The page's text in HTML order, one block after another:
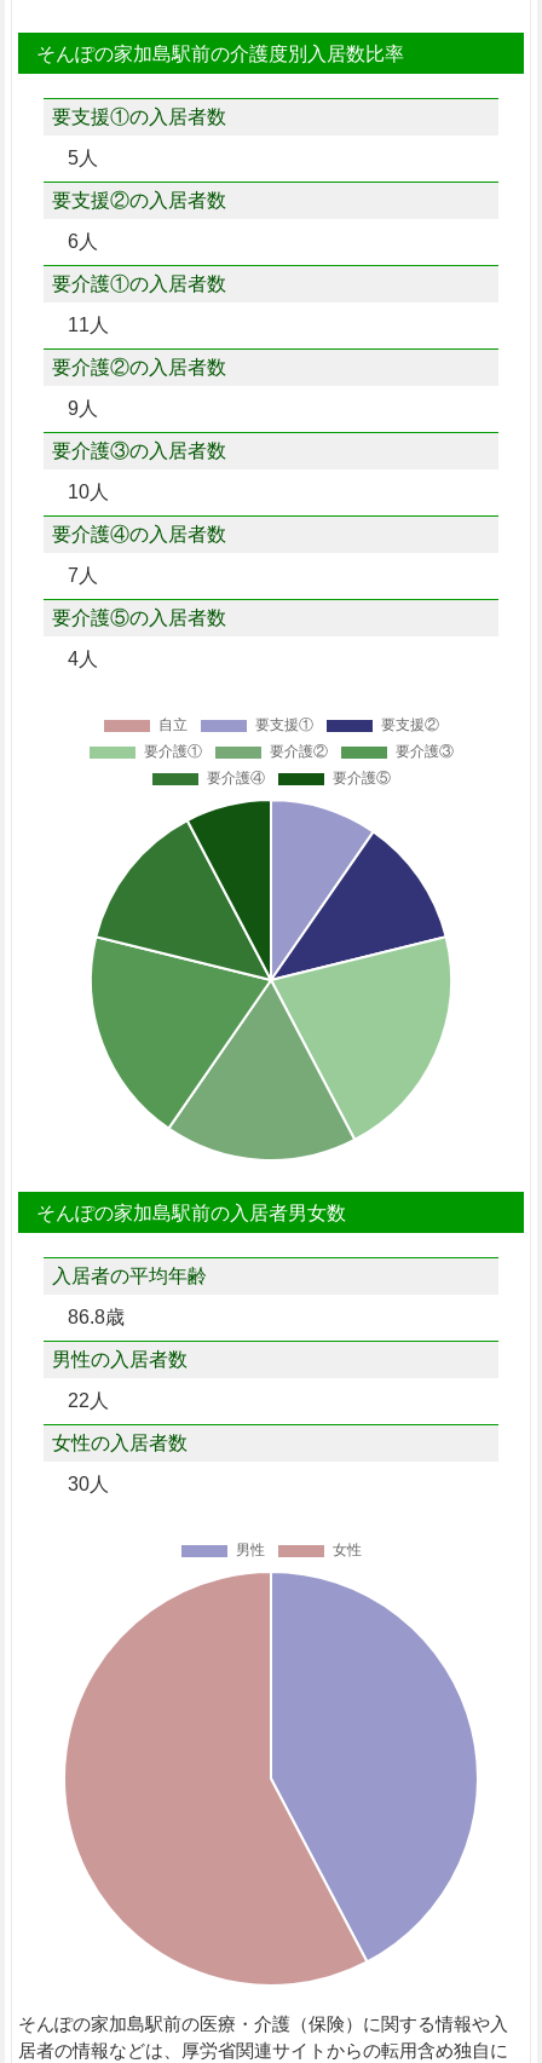
そんぽの家加島駅前の介護度別入居数比率
要支援①の入居者数
5人
要支援②の入居者数
6人
要介護①の入居者数
11人
要介護②の入居者数
9人
要介護③の入居者数
10人
要介護④の入居者数
7人
要介護⑤の入居者数
4人
そんぽの家加島駅前の入居者男女数
入居者の平均年齢
86.8歳
男性の入居者数
22人
女性の入居者数
30人
そんぽの家加島駅前の医療・介護（保険）に関する情報や入
居者の情報などは、厚労省関連サイトからの転用含め独自に